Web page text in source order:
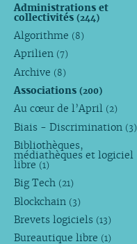
Administrations et
collectivités (244)
Algorithme (8)
Aprilien (7)
Archive (8)
Associations (200)
Au cœur de l’April (2)
Biais - Discrimination (3)
Bibliothèques,
médiathèques et logiciel
libre (1)
Big Tech (21)
Blockchain (3)
Brevets logiciels (13)
Bureautique libre (1)